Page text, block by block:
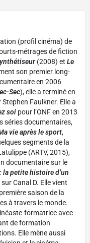
(profil cinéma) de
métrages de fiction
(2008) et Le
son premier long-
en 2006
Sec), elle a terminé en
Faulkner. Elle a
soi pour l’ONF en 2013
séries documentaires,
vie après le sport,
segments de la
(ARTV, 2015),
documentaire sur le
la petite histoire d’un
Canal D. Elle vient
saison de la
à travers le monde.
formatrice avec
de formation
Elle mène aussi